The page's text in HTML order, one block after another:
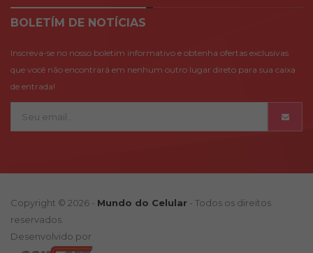
BOLETÍM DE NOTÍCIAS
Inscreva-se no nosso boletim informativo e obtenha ofertas exclusivas
que você não encontrará em nenhum outro lugar direto para sua caixa
de entrada!
Copyright © 2026 - Mundo do Celular - Todos os direitos
reservados.
Desenvolvido por